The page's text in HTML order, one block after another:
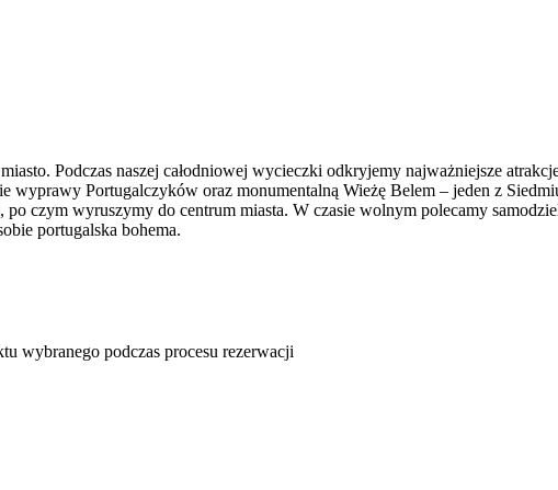
Podczas naszej całodniowej wycieczki odkryjemy najważniejsze
wyprawy Portugalczyków oraz monumentalną Wieżę Belem – jeden z
czym wyruszymy do centrum miasta. W czasie wolnym polecamy
portugalska bohema.
wybranego podczas procesu rezerwacji